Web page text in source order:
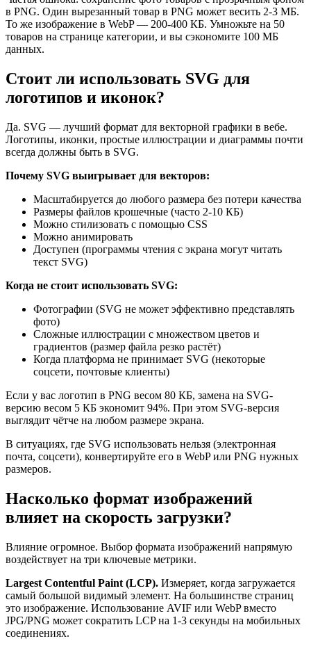
в PNG. Один вырезанный товар в PNG может весить 2-3 МБ.
То же изображение в WebP — 200-400 КБ. Умножьте на 50
товаров на странице категории, и вы сэкономите 100 МБ
данных.
Стоит ли использовать SVG для
логотипов и иконок?
Да. SVG — лучший формат для векторной графики в вебе.
Логотипы, иконки, простые иллюстрации и диаграммы почти
всегда должны быть в SVG.
Почему SVG выигрывает для векторов:
Масштабируется до любого размера без потери качества
Размеры файлов крошечные (часто 2-10 КБ)
Можно стилизовать с помощью CSS
Можно анимировать
Доступен (программы чтения с экрана могут читать
текст SVG)
Когда не стоит использовать SVG:
Фотографии (SVG не может эффективно представлять
фото)
Сложные иллюстрации с множеством цветов и
градиентов (размер файла резко растёт)
Когда платформа не принимает SVG (некоторые
соцсети, почтовые клиенты)
Если у вас логотип в PNG весом 80 КБ, замена на SVG-
версию весом 5 КБ экономит 94%. При этом SVG-версия
выглядит чётче на любом размере экрана.
В ситуациях, где SVG использовать нельзя (электронная
почта, соцсети), конвертируйте его в WebP или PNG нужных
размеров.
Насколько формат изображений
влияет на скорость загрузки?
Влияние огромное. Выбор формата изображений напрямую
воздействует на три ключевые метрики.
Largest Contentful Paint (LCP). Измеряет, когда загружается
самый большой видимый элемент. На большинстве страниц
это изображение. Использование AVIF или WebP вместо
JPG/PNG может сократить LCP на 1-3 секунды на мобильных
соединениях.